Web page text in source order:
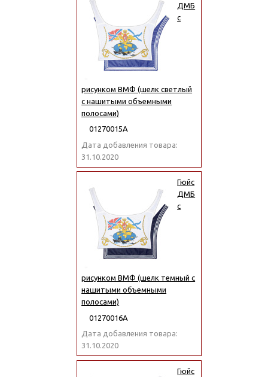
ДМБ
с
рисунком ВМФ (шелк светлый
с нашитыми объемными
полосами)
01270015А
Дата добавления товара:
31.10.2020
Гюйс
ДМБ
с
рисунком ВМФ (шелк темный с
нашитыми объемными
полосами)
01270016А
Дата добавления товара:
31.10.2020
Гюйс